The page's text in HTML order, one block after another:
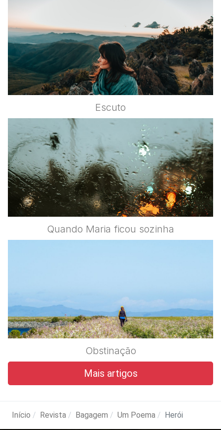
Escuto
Quando Maria ficou sozinha
Obstinação
Mais artigos
Início Revista Bagagem Um Poema Herói